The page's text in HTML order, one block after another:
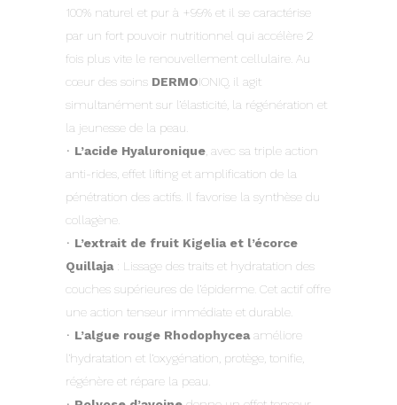
100% naturel et pur à +99% et il se caractérise
par un fort pouvoir nutritionnel qui accélère 2
fois plus vite le renouvellement cellulaire. Au
cœur des soins DERMOIONIQ, il agit
simultanément sur l’élasticité, la régénération et
la jeunesse de la peau.
• L’acide Hyaluronique , avec sa triple action
anti-rides, effet lifting et amplification de la
pénétration des actifs. Il favorise la synthèse du
collagène.
• L’extrait de fruit Kigelia et l’écorce
Quillaja : Lissage des traits et hydratation des
couches supérieures de l’épiderme. Cet actif offre
une action tenseur immédiate et durable.
• L’algue rouge Rhodophycea améliore
l’hydratation et l’oxygénation, protège, tonifie,
régénère et répare la peau.